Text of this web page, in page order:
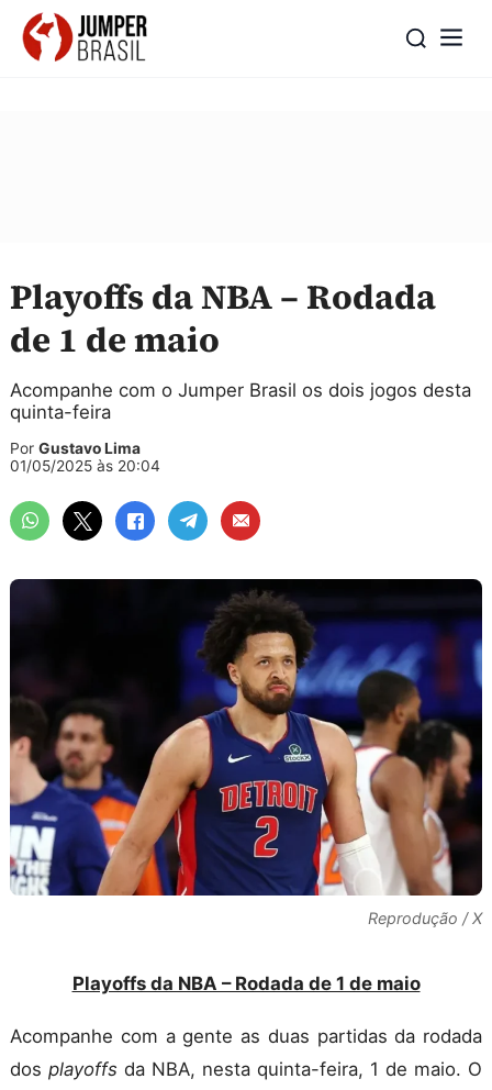
Playoffs da NBA – Rodada
de 1 de maio
Acompanhe com o Jumper Brasil os dois jogos desta
quinta-feira
Por Gustavo Lima
01/05/2025 às 20:04
Reprodução / X
Playoffs da NBA – Rodada de 1 de maio
Acompanhe com a gente as duas partidas da rodada
dos playoffs da NBA, nesta quinta-feira, 1 de maio. O